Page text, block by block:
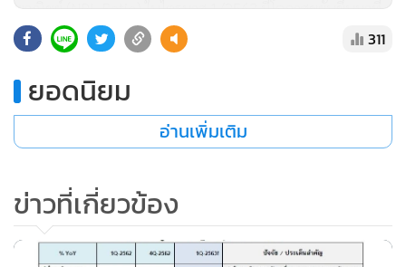
พาณิชย์ (NPL Ratio) ในไตรมาส 1/2563 มีโอกาสขยับขึ้นมาที่
3.25-3.45% ต่อสินเชื่อรวมของระบบธ.พ.ไทย และสาขา
ประเมินว่า ในไตรมาสแรกของปี 2563 ธนาคารพาณิชย์จะยังคง
มีสัดส่วนค่าใช้จ่ายในการตั้งสำรองเผื่อหนี้สูญและหนี้สงสัยจะสูญ
ต่อสินเชื่อ (Credit Cost) อยู่ในระดับสูงใกล้เคียงกับไตรมาสก่อน
อย่างไรก็ตาม สถานการณ์การระบาดของ COVID-19 ทำให้ภาพ
การชะลอตัวของผลประกอบการในไตรมาส 1/2563 ยังไม่ใช่จุด
311
ยอดนิยม
อ่านเพิ่มเติม
ข่าวที่เกี่ยวข้อง